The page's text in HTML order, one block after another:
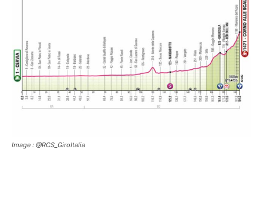
Image : @RCS_GiroItalia